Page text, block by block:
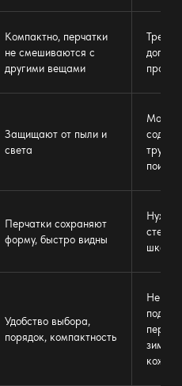
Компактно, перчатки
не смешиваются с
другими вещами
Защищают от пыли и
света
Может
Перчатки сохраняют
форму, быстро видны
Нужна
стене
Удобство выбора,
порядок, компактность
Не